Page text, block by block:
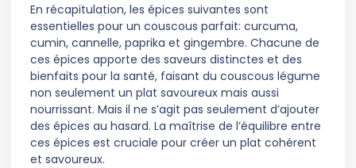
En récapitulation, les épices suivantes sont
essentielles pour un couscous parfait: curcuma,
cumin, cannelle, paprika et gingembre. Chacune de
ces épices apporte des saveurs distinctes et des
bienfaits pour la santé, faisant du couscous légume
non seulement un plat savoureux mais aussi
nourrissant. Mais il ne s’agit pas seulement d’ajouter
des épices au hasard. La maîtrise de l’équilibre entre
ces épices est cruciale pour créer un plat cohérent
et savoureux.